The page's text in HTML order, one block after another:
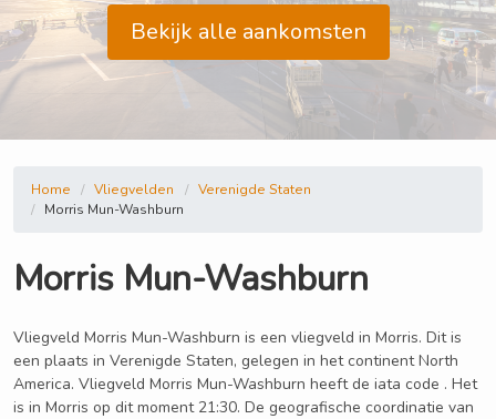
Bekijk alle aankomsten
Home Vliegvelden
Verenigde Staten
Morris Mun-Washburn
Morris Mun-Washburn
Vliegveld Morris Mun-Washburn is een vliegveld in Morris. Dit is
een plaats in Verenigde Staten, gelegen in het continent North
America. Vliegveld Morris Mun-Washburn heeft de iata code . Het
is in Morris op dit moment 21:30. De geografische coordinatie van